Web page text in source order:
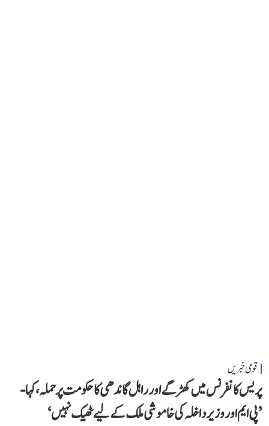
قومی خبریں
پریس کانفرنس میں کھڑگے اور راہل گاندھی کا حکومت پر حملہ، کہا-
’پی ایم اور وزیر داخلہ کی خاموشی ملک کے لیے ٹھیک نہیں‘